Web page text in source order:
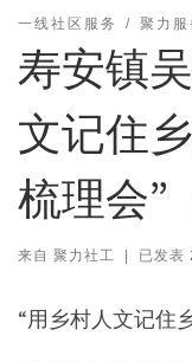
一线社区服务 聚力服
寿安镇
文记住
梳理会”
来自 聚力社工 | 已发表
“用乡村人文记住